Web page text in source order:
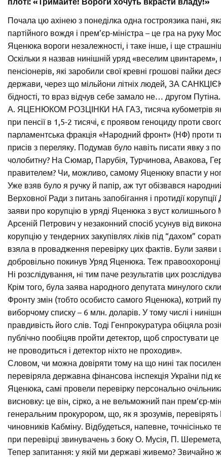
Почала цю ахінею з понеділка одна гостроязика пані,
партійного вождя і прем’єр-міністра – це гра на руку
Яценюка вороги незалежності, і таке інше, і ще
Оскільки я назвав нинішній уряд «веселим цвинтарем»,
пенсіонерів, які заробили свої кревні грошові пайки
держави, через що мільйони літніх людей, ЗА
бідності, то враз відчув себе замало не… другом
А. ЯЦЕНЮКОМ РОЗЦІНКИ НА ГАЗ, тисяча кубометрів
при пенсії в 1,5-2 тисячі, є проявом геноциду проти
парламентська фракція «Народний фронт» (НФ) проти
присів з переляку. Подумав було навіть писати явку з
чолобитну? На Сюмар, Парубія, Турчинова, Авакова,
правителем? Чи, можливо, самому Яценюку впасти у
Уже взяв було я ручку й папір, аж тут обізвався
Верховної Ради з питань запобігання і протидії
заяви про корупцію в уряді Яценюка з вуст колишнього
Арсеній Петрович у незаконний спосіб усунув від
корупцію у тендерних закупівлях ліків під “дахом”
взяла в провадження перевірку цих фактів. Були
добровільно покинув Уряд Яценюка. Теж
Ні розслідування, ні тим паче результатів цих
Крім того, була заява народного депутата минулого
Фронту змін (тобто особисто самого Яценюка), котрий
виборчому списку – 6 млн. доларів. У тому числі і
правдивість його слів. Тоді Генпрокуратура обіцяла
публічно пообіцяв пройти детектор, щоб спростувати
не проводиться і детектор ніхто не проходив».
Словом, чи можна довіряти тому на що нині так
перевіряла державна фінансова інспекція України під
Яценюка, самі провели перевірку персонально
висновку: це він, сірко, а не вельможний пан прем’єр-
генеральним прокурором, що, як я зрозумів,
чиновників Кабміну. Відбудеться, напевне, точнісінько
при перевірці звинувачень з боку О. Мусія, П.
Тепер запитання: у якій ми державі живемо? Звичайно